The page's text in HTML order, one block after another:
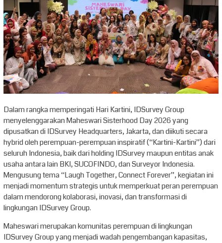
Dalam rangka memperingati Hari Kartini, IDSurvey Group
menyelenggarakan Maheswari Sisterhood Day 2026 yang
dipusatkan di IDSurvey Headquarters, Jakarta, dan diikuti secara
hybrid oleh perempuan-perempuan inspiratif (“Kartini-Kartini”) dari
seluruh Indonesia, baik dari holding IDSurvey maupun entitas anak
usaha antara lain BKI, SUCOFINDO, dan Surveyor Indonesia.
Mengusung tema “Laugh Together, Connect Forever”, kegiatan ini
menjadi momentum strategis untuk memperkuat peran perempuan
dalam mendorong kolaborasi, inovasi, dan transformasi di
lingkungan IDSurvey Group.
Maheswari merupakan komunitas perempuan di lingkungan
IDSurvey Group yang menjadi wadah pengembangan kapasitas,